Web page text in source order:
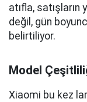
atıfla, satışların
değil, gün
belirtiliyor.
Model
Xiaomi bu kez